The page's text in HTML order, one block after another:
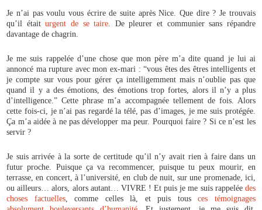
Je n’ai pas voulu vous écrire de suite après Nice. Que dire ? Je trouvais
qu’il étaiturgent de se taire. De pleurer et communier sans répandre
davantage de chagrin.
Je me suis rappelée d’une chose que mon père m’a dite quand je lui ai
annoncé ma rupture avec mon ex-mari : “vous êtes des êtres intelligents et
je compte sur vous pour gérer ça intelligemment mais n’oublie pas que
quand il y a des émotions, des émotions trop fortes, alors il n’y a plus
d’intelligence.” Cette phrase m’a accompagnée tellement de fois. Alors
cette fois-ci, je n’ai pas regardé la télé, pas d’images, je me suis protégée.
Ça m’a aidée à ne pas développer ma peur. Pourquoi faire ? Si ce n’est les
servir ?
Je suis arrivée à la sorte de certitude qu’il n’y avait rien à faire dans un
futur proche. Puisque ça va recommencer, puisque tu peux mourir, en
terrasse, en concert, à l’université, en club de nuit, sur une promenade, ici,
ou ailleurs… alors, alors autant… VIVRE ! Et puis je me suis rappelée des
choses factuelles, comme celles là, et puis tousces témoignages